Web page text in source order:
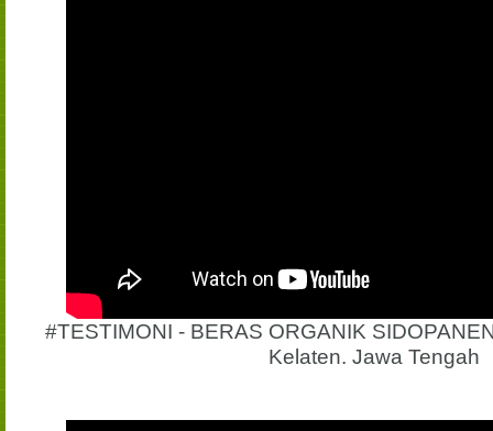
#TESTIMONI - BERAS ORGANIK
Kelaten. Jawa Tengah